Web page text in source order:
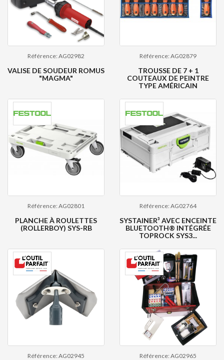
Référence: AG02982
VALISE DE SOUDEUR ROMUS
"MAGMA"
Référence: AG02879
TROUSSE DE 7 + 1
COUTEAUX DE PEINTRE
TYPE AMÉRICAIN
Référence: AG02801
PLANCHE À ROULETTES
(ROLLERBOY) SYS-RB
Référence: AG02764
SYSTAINER³ AVEC ENCEINTE
BLUETOOTH® INTÉGRÉE
TOPROCK SYS3...
Référence: AG02945 Référence: AG02965